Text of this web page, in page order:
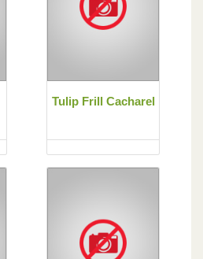
Tulip Frill Cacharel